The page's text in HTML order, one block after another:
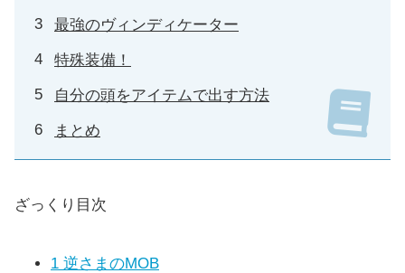
最強のヴィンディケーター
特殊装備！
自分の頭をアイテムで出す方法
まとめ
ざっくり目次
1 逆さまのMOB